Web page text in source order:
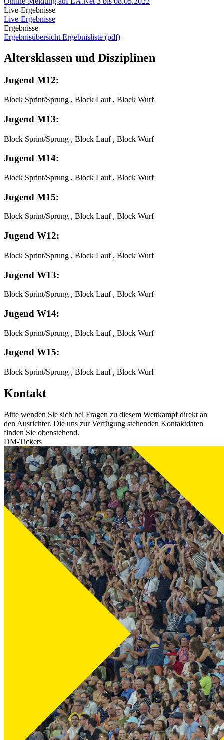
Live-Ergebnisse
Live-Ergebnisse
Ergebnisse
Ergebnisübersicht Ergebnisliste (pdf)
Altersklassen und Disziplinen
Jugend M12:
Block Sprint/Sprung , Block Lauf , Block Wurf
Jugend M13:
Block Sprint/Sprung , Block Lauf , Block Wurf
Jugend M14:
Block Sprint/Sprung , Block Lauf , Block Wurf
Jugend M15:
Block Sprint/Sprung , Block Lauf , Block Wurf
Jugend W12:
Block Sprint/Sprung , Block Lauf , Block Wurf
Jugend W13:
Block Sprint/Sprung , Block Lauf , Block Wurf
Jugend W14:
Block Sprint/Sprung , Block Lauf , Block Wurf
Jugend W15:
Block Sprint/Sprung , Block Lauf , Block Wurf
Kontakt
Bitte wenden Sie sich bei Fragen zu diesem Wettkampf direkt an
den Ausrichter. Die uns zur Verfügung stehenden Kontaktdaten
finden Sie obenstehend.
DM-Tickets